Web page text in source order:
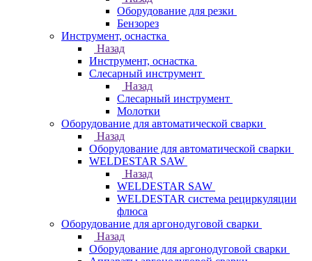
Оборудование для резки
Бензорез
Инструмент, оснастка
Назад
Инструмент, оснастка
Слесарный инструмент
Назад
Слесарный инструмент
Молотки
Оборудование для автоматической сварки
Назад
Оборудование для автоматической сварки
WELDESTAR SAW
Назад
WELDESTAR SAW
WELDESTAR система рециркуляции
флюса
Оборудование для аргонодуговой сварки
Назад
Оборудование для аргонодуговой сварки